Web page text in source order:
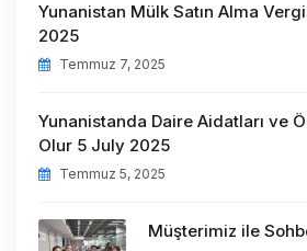
Yunanistan Mülk Satın Alma
2025
Temmuz 7, 2025
Yunanistanda Daire Aidatları ve
Olur 5 July 2025
Temmuz 5, 2025
Müşterimiz ile